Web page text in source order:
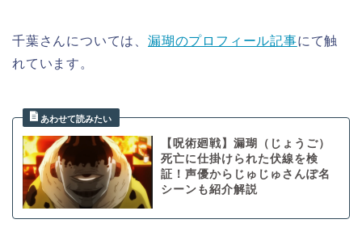
千葉さんについては、 漏瑚のプロフィール記事にて触
れています。
【呪術廻戦】漏瑚（じょうご）
死亡に仕掛けられた伏線を検
証！声優からじゅじゅさんぽ名
シーンも紹介解説